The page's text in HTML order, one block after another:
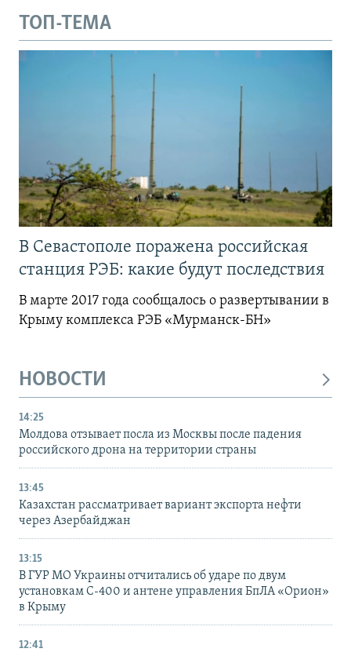
ТОП-ТЕМА
В Севастополе поражена российская
станция РЭБ: какие будут последствия
В марте 2017 года сообщалось о развертывании в
Крыму комплекса РЭБ «Мурманск-БН»
НОВОСТИ
14:25
Молдова отзывает посла из Москвы после падения
российского дрона на территории страны
13:45
Казахстан рассматривает вариант экспорта нефти
через Азербайджан
13:15
В ГУР МО Украины отчитались об ударе по двум
установкам С-400 и антене управления БпЛА «Орион»
в Крыму
12:41